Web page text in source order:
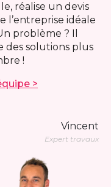
réalise un devis
l’entreprise idéale
problème ? Il
des solutions plus
!
>
Vincent
Expert travaux